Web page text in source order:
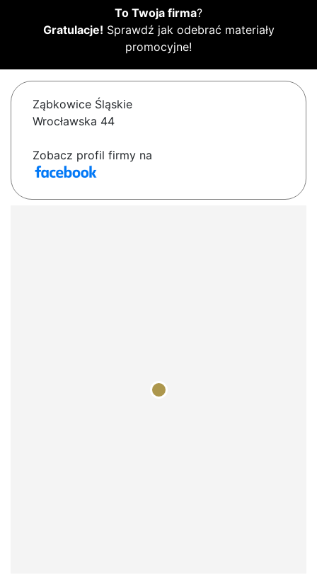
To Twoja firma?
Gratulacje! Sprawdź jak odebrać materiały
promocyjne!
Ząbkowice Śląskie
Wrocławska 44
Zobacz profil firmy na